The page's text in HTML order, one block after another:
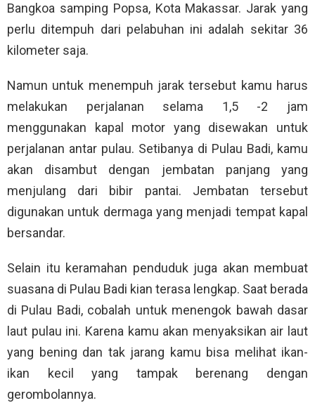
Bangkoa samping Popsa, Kota Makassar. Jarak yang
perlu ditempuh dari pelabuhan ini adalah sekitar 36
kilometer saja.
Namun untuk menempuh jarak tersebut kamu harus
melakukan perjalanan selama 1,5 -2 jam
menggunakan kapal motor yang disewakan untuk
perjalanan antar pulau. Setibanya di Pulau Badi, kamu
akan disambut dengan jembatan panjang yang
menjulang dari bibir pantai. Jembatan tersebut
digunakan untuk dermaga yang menjadi tempat kapal
bersandar.
Selain itu keramahan penduduk juga akan membuat
suasana di Pulau Badi kian terasa lengkap. Saat berada
di Pulau Badi, cobalah untuk menengok bawah dasar
laut pulau ini. Karena kamu akan menyaksikan air laut
yang bening dan tak jarang kamu bisa melihat ikan-
ikan kecil yang tampak berenang dengan
gerombolannya.